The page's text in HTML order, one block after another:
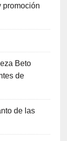
promoción
Beto
de
de las